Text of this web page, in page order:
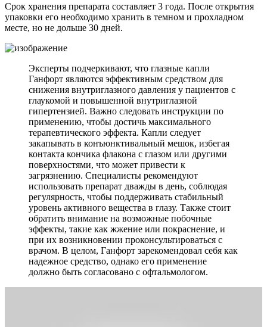
Срок хранения препарата составляет 3 года. После открытия
упаковки его необходимо хранить в темном и прохладном
месте, но не дольше 30 дней.
Эксперты подчеркивают, что глазные капли
Ганфорт являются эффективным средством для
снижения внутриглазного давления у пациентов с
глаукомой и повышенной внутриглазной
гипертензией. Важно следовать инструкции по
применению, чтобы достичь максимального
терапевтического эффекта. Капли следует
закапывать в конъюнктивальный мешок, избегая
контакта кончика флакона с глазом или другими
поверхностями, что может привести к
загрязнению. Специалисты рекомендуют
использовать препарат дважды в день, соблюдая
регулярность, чтобы поддерживать стабильный
уровень активного вещества в глазу. Также стоит
обратить внимание на возможные побочные
эффекты, такие как жжение или покраснение, и
при их возникновении проконсультироваться с
врачом. В целом, Ганфорт зарекомендовал себя как
надежное средство, однако его применение
должно быть согласовано с офтальмологом.